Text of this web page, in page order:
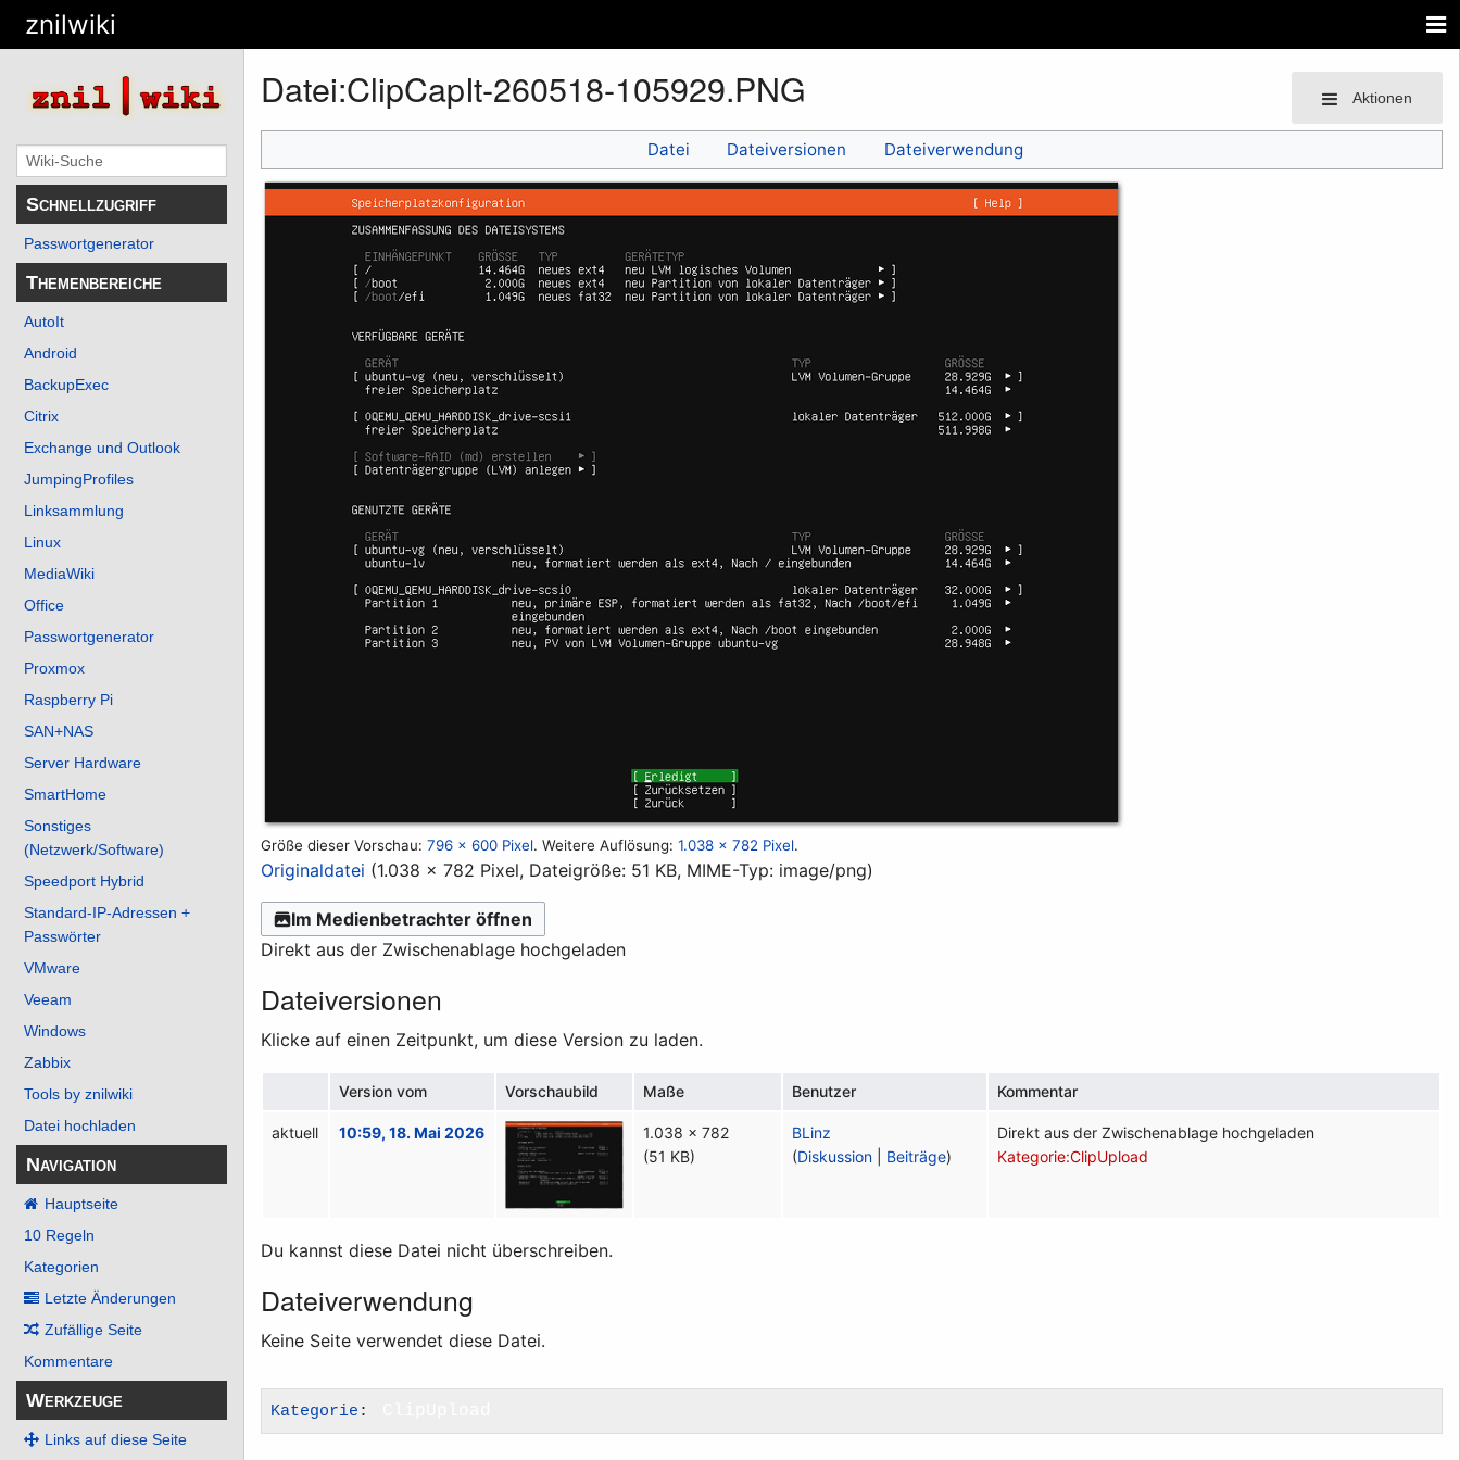
znilwiki
Schnellzugriff
Passwortgenerator
Themenbereiche
AutoIt
Android
BackupExec
Citrix
Exchange und Outlook
JumpingProfiles
Linksammlung
Linux
MediaWiki
Office
Passwortgenerator
Proxmox
Raspberry Pi
SAN+NAS
Server Hardware
SmartHome
Sonstiges
(Netzwerk/Software)
Speedport Hybrid
Standard-IP-Adressen +
Passwörter
VMware
Veeam
Windows
Zabbix
Tools by znilwiki
Datei hochladen
Navigation
Hauptseite
10 Regeln
Kategorien
Letzte Änderungen
Zufällige Seite
Kommentare
Werkzeuge
Links auf diese Seite
Aktionen
Datei:ClipCapIt-260518-105929.PNG
Datei Dateiversionen Dateiverwendung
Größe dieser Vorschau:796 × 600 Pixel.Weitere Auflösung:1.038 × 782 Pixel.
Originaldatei (1.038 × 782 Pixel, Dateigröße: 51 KB, MIME-Typ: image/png)
Im Medienbetrachter öffnen
Direkt aus der Zwischenablage hochgeladen
Dateiversionen
Klicke auf einen Zeitpunkt, um diese Version zu laden.
Version vom Vorschaubild Maße Benutzer Kommentar
aktuell 10:59, 18. Mai 2026
1.038 × 782
(51 KB)
BLinz
(Diskussion Beiträge)
Direkt aus der Zwischenablage hochgeladen
Kategorie:ClipUpload
Du kannst diese Datei nicht überschreiben.
Dateiverwendung
Keine Seite verwendet diese Datei.
Kategorie :